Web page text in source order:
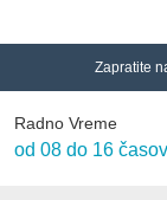
Zapratite
Radno Vreme
od 08 do 16